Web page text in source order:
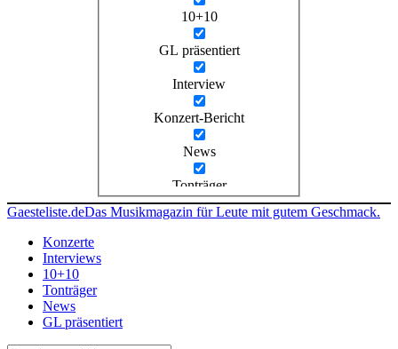
10+10
GL präsentiert
Interview
Konzert-Bericht
News
Tonträger
Gaesteliste.deDas Musikmagazin für Leute mit gutem Geschmack.
Konzerte
Interviews
10+10
Tonträger
News
GL präsentiert